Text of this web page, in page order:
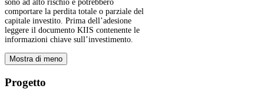
sono ad alto rischio e potrebbero
comportare la perdita totale o parziale del
capitale investito. Prima dell’adesione
leggere il documento KIIS contenente le
informazioni chiave sull’investimento.
Mostra di meno
Progetto